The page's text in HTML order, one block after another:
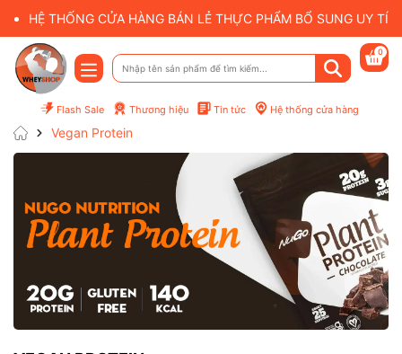
HỆ THỐNG CỬA HÀNG BÁN LẺ THỰC PHẨM BỔ SUNG UY
Flash Sale Thương hiệu Tin tức Hệ thống cửa hàng
0
Vegan Protein
Mã giảm giá:
Điều kiện: